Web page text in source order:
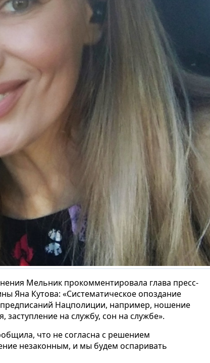
Мельник прокомментировала глава пресс-
Яна Кутова: «Систематическое опоздание
Нацполиции, например, ношение
заступление на службу, сон на службе».
что не согласна с решением
незаконным, и мы будем оспаривать